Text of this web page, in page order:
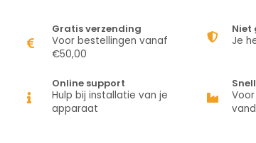
Gratis verzending
Voor bestellingen vanaf
€50,00
Niet
Je
Online support
Hulp bij installatie van je
apparaat